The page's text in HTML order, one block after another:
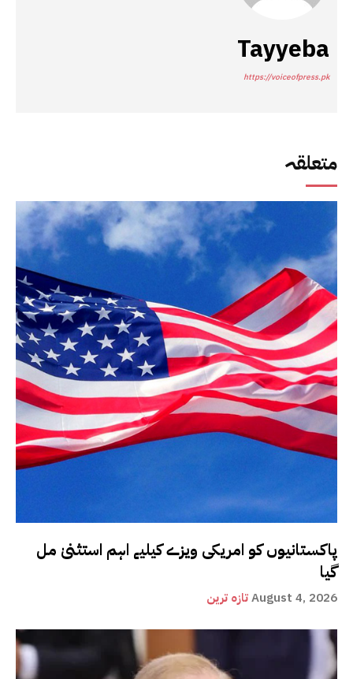
متعلقہ
پاکستانیوں کو امریکی ویزے کیلیے اہم استثنیٰ مل
گیا
تازہ ترینAugust 4, 2026
Tayyeba
https://voiceofpress.pk